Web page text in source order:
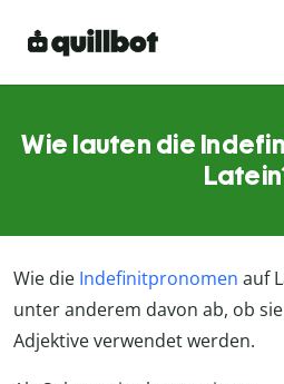
Wie lauten die
Wie die Indefinitpronomen auf
unter anderem davon ab, ob
Adjektive verwendet werden.